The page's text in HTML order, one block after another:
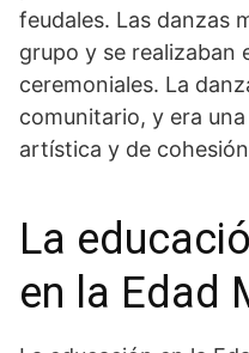
feudales. Las‌ danzas⁢
grupo ​y se realizaban
ceremoniales.⁤ La
comunitario, y era
artística y de
La
en la ⁣Edad